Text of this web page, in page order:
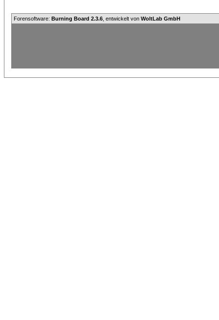
Forensoftware: Burning Board 2.3.6 , entwickelt von WoltLab GmbH